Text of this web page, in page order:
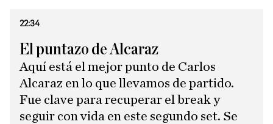
22:34
El puntazo de Alcaraz
Aquí está el mejor punto de Carlos
Alcaraz en lo que llevamos de partido.
Fue clave para recuperar el break y
seguir con vida en este segundo set. Se